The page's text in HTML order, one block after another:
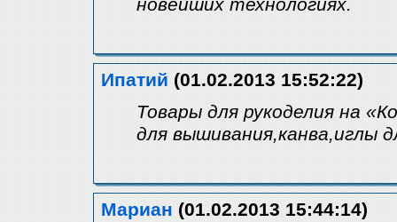
новейших технологиях.
Ипатий (01.02.2013 15:52:22)
Товары для рукоделия на
для вышивания,канва,иглы
Мариан (01.02.2013 15:44:14)